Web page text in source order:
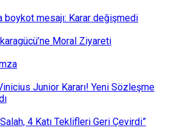
boykot mesajı: Karar değişmedi
Moral Ziyareti
Junior Kararı! Yeni Sözleşme
4 Katı Teklifleri Geri Çevirdi”